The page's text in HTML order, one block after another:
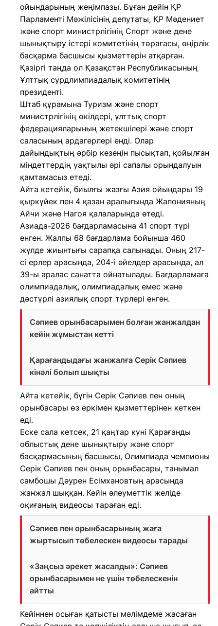
ойындарының жеңімпазы. Бұған дейін ҚР
Парламенті Мәжілісінің депутаты, ҚР Мәдениет
және спорт министрлігінің Спорт және дене
шынықтыру істері комитетінің төрағасы, өңірлік
басқарма басшысы қызметтерін атқарған.
Қазіргі таңда ол Қазақстан Республикасының
Ұлттық сурдлимпиадалық комитетінің
президенті.
Штаб құрамына Туризм және спорт
министрлігінің өкілдері, ұлттық спорт
федерацияларының жетекшілері және спорт
саласының ардагерлері енді. Олар
дайындықтың әрбір кезеңін пысықтап, қойылған
міндеттердің уақтылы әрі сапалы орындалуын
қамтамасыз етеді.
Айта кетейік, биылғы жазғы Азия ойындары 19
қыркүйек пен 4 қазан аралығында Жапонияның
Айчи және Нагоя қалаларында өтеді.
Азиада-2026 бағдарламасына 41 спорт түрі
енген. Жалпы 68 бағдарлама бойынша 460
жүлде жиынтығы сарапқа салынады. Оның 217-
сі ерлер арасында, 204-і әйелдер арасында, ал
39-ы аралас санатта ойнатылады. Бағдарламаға
олимпиадалық, олимпиадалық емес және
дәстүрлі азиялық спорт түрлері енген.
Сәпиев орынбасарымен болған жанжалдан
кейін жұмыстан кетті
Қарағандыдағы жанжалға Серік Сәпиев
кінәлі болып шықты
Айта кетейік, бүгін Серік Сәпиев пен оның
орынбасары өз еркімен қызметтерінен кеткен
еді.
Еске сала кетсек, 21 қаңтар күні Қарағанды
облыстық дене шынықтыру және спорт
басқармасының басшысы, Олимпиада чемпионы
Серік Сәпиев пен оның орынбасары, танымал
самбошы Дәурен Есімхановтың арасында
жанжал шыққан. Кейін әлеуметтік желіде
оқиғаның видеосы тараған еді.
Сәпиев пен орынбасарының жаға
жыртысып төбелескен видеосы тарады
«Заңсыз әрекет жасалды»: Сәпиев
орынбасарымен не үшін төбелескенін
айтты
Кейіннен осыған қатысты мәлімдеме жасаған